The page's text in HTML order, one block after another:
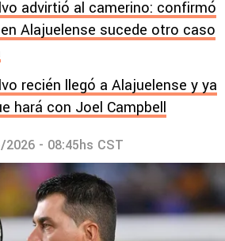
advirtió al camerino: confirmó
Alajuelense sucede otro caso
recién llegó a Alajuelense y ya
hará con Joel Campbell
2026 - 08:45hs CST